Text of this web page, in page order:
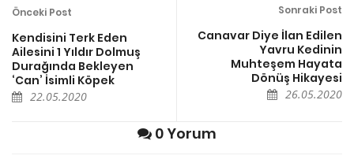
Önceki Post
Kendisini Terk Eden
Ailesini 1 Yıldır Dolmuş
Durağında Bekleyen
‘Can’ İsimli Köpek
22.05.2020
Sonraki Post
Canavar Diye İlan Edilen
Yavru Kedinin
Muhteşem Hayata
Dönüş Hikayesi
26.05.2020
0 Yorum